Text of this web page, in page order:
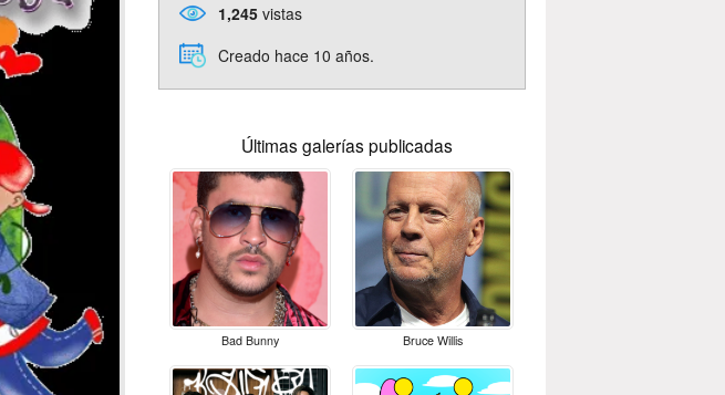
1,245 vistas
Creado hace 10 años.
Últimas galerías publicadas
Bad Bunny Bruce Willis